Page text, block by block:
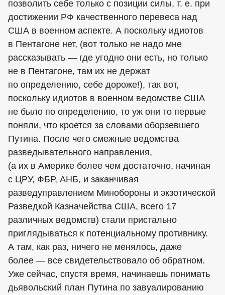
позволить себе только с позиции силы, т. е. при
достижении РФ качественного перевеса над
США в военном аспекте. А поскольку идиотов
в Пентагоне нет, (вот только не надо мне
рассказывать — где угодно они есть, но только
не в Пентагоне, там их не держат
по определению, себе дороже!), так вот,
поскольку идиотов в военном ведомстве США
не было по определению, то уж они то первые
поняли, что кроется за словами оборзевшего
Путина. После чего смежные ведомства
разведывательного направления,
(а их в Америке более чем достаточно, начиная
с ЦРУ, ФБР, АНБ, и заканчивая
разведуправлением Минобороны и экзотической
Разведкой Казначейства США, всего 17
различных ведомств) стали пристально
приглядываться к потенциальному противнику.
А там, как раз, ничего не менялось, даже
более — все свидетельствовало об обратном.
Уже сейчас, спустя время, начинаешь понимать
дьявольский план Путина по завуалированию